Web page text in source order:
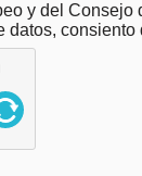
y del
datos, consiento